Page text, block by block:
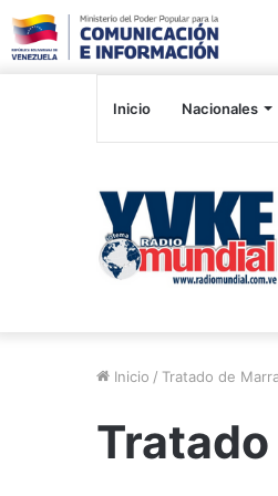
Inicio Nacionales
Inicio / Tratado de